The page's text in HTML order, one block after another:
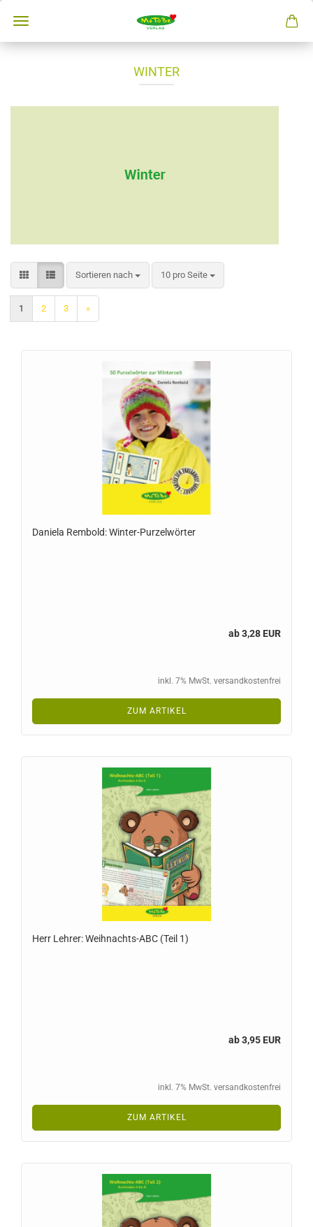
WINTER
Sortieren nach 10 pro Seite
1 2 3 »
Daniela Rembold: Winter-Purzelwörter
ab 3,28 EUR
inkl. 7% MwSt. versandkostenfrei
ZUM ARTIKEL
Herr Lehrer: Weihnachts-ABC (Teil 1)
ab 3,95 EUR
inkl. 7% MwSt. versandkostenfrei
ZUM ARTIKEL